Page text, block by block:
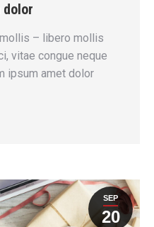
dolor
– libero mollis
vitae congue neque
ipsum amet dolor
SEP
20